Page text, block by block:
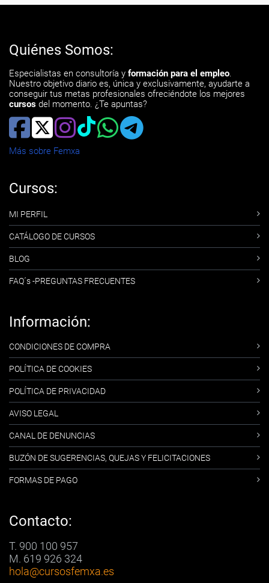
Quiénes Somos:
Especialistas en consultoría y formación para el empleo.
Nuestro objetivo diario es, única y exclusivamente, ayudarte a
conseguir tus metas profesionales ofreciéndote los mejores
cursos del momento. ¿Te apuntas?
Más sobre Femxa
Cursos:
MI PERFIL
CATÁLOGO DE CURSOS
BLOG
FAQ´s -PREGUNTAS FRECUENTES
Información:
CONDICIONES DE COMPRA
POLÍTICA DE COOKIES
POLÍTICA DE PRIVACIDAD
AVISO LEGAL
CANAL DE DENUNCIAS
BUZÓN DE SUGERENCIAS, QUEJAS Y FELICITACIONES
FORMAS DE PAGO
Contacto:
T. 900 100 957
M. 619 926 324
hola@cursosfemxa.es